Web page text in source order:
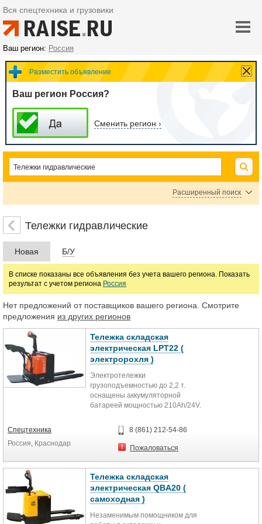
Вся спецтехника и грузовики
Ваш регион: Россия
Разместить объявление
Ваш регион Россия?
Сменить регион ›
Расширенный поиск
Цена
руб.
Марка
Тележки гидравлические
Новая Б/У
В списке показаны все объявления без учета вашего региона. Показать
результат с учетом региона Россия
Нет предложений от поставщиков вашего региона. Смотрите
предложения из других регионов
Тележка складская
электрическая LPT22 (
электророхля )
Электротележки
грузоподъемностью до 2,2 т.
оснащены аккумуляторной
батареей мощностью 210Ah/24V.
находятся на рукоятке самоходной
тележки, а индикатор батареи и
счетчик моточасов - по центру
Преимуществом данной техники
является низкий уровень шума и
плавный разгон и торможение.
Технические характеристики
Спецтехника
Россия, Краснодар
8 (861) 212-54-86
Пожаловаться
Тележка складская
электрическая QBA20 (
самоходная )
Незаменимым помощником для